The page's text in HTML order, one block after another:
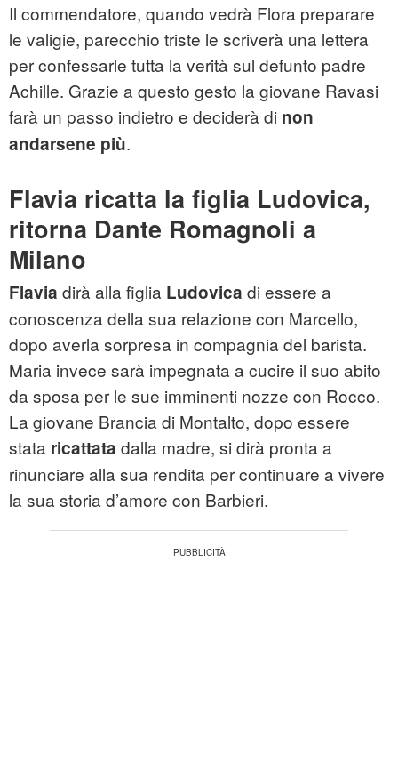
Il commendatore, quando vedrà Flora preparare
le valigie, parecchio triste le scriverà una lettera
per confessarle tutta la verità sul defunto padre
Achille. Grazie a questo gesto la giovane Ravasi
farà un passo indietro e deciderà di non
andarsene più.
Flavia ricatta la figlia Ludovica,
ritorna Dante Romagnoli a
Milano
Flavia dirà alla figlia Ludovica di essere a
conoscenza della sua relazione con Marcello,
dopo averla sorpresa in compagnia del barista.
Maria invece sarà impegnata a cucire il suo abito
da sposa per le sue imminenti nozze con Rocco.
La giovane Brancia di Montalto, dopo essere
stata ricattata dalla madre, si dirà pronta a
rinunciare alla sua rendita per continuare a vivere
la sua storia d’amore con Barbieri.